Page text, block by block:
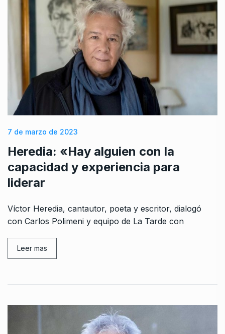
7 de marzo de 2023
Heredia: «Hay alguien con la
capacidad y experiencia para
liderar
Víctor Heredia, cantautor, poeta y escritor, dialogó
con Carlos Polimeni y equipo de La Tarde con
Leer mas